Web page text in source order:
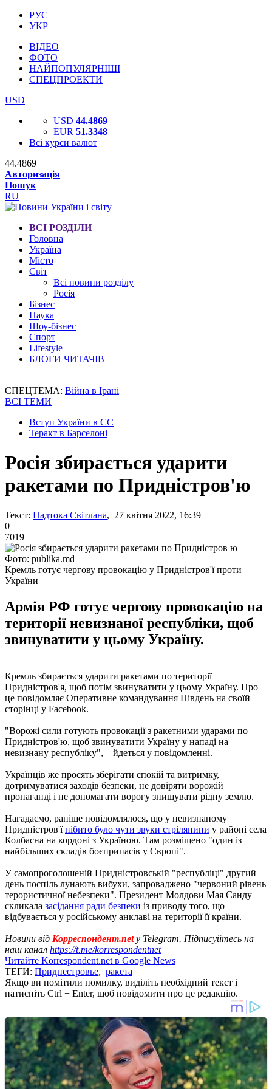
РУС
УКР
ВІДЕО
ФОТО
НАЙПОПУЛЯРНІШІ
СПЕЦПРОЕКТИ
USD
USD 44.4869
EUR 51.3348
Всі курси валют
44.4869
Авторизація
Пошук
RU
ВСІ РОЗДІЛИ
Головна
Україна
Місто
Світ
Всі новини розділу
Росія
Бізнес
Наука
Шоу-бізнес
Спорт
Lifestyle
БЛОГИ ЧИТАЧІВ
СПЕЦТЕМА: Війна в Ірані
ВСІ ТЕМИ
Вступ України в ЄС
Теракт в Барселоні
Росія збирається ударити
ракетами по Придністров'ю
Текст: Надтока Світлана, 27 квітня 2022, 16:39
0
7019
Фото: publika.md
Кремль готує чергову провокацію у Придністров'ї проти
України
Армія РФ готує чергову провокацію на
території невизнаної республіки, щоб
звинуватити у цьому Україну.
Кремль збирається ударити ракетами по території
Придністров'я, щоб потім звинуватити у цьому Україну. Про
це повідомляє Оперативне командування Південь на своїй
сторінці у Facebook.
"Ворожі сили готують провокації з ракетними ударами по
Придністров'ю, щоб звинуватити Україну у нападі на
невизнану республіку", – йдеться у повідомленні.
Українців же просять зберігати спокій та витримку,
дотримуватися заходів безпеки, не довіряти ворожій
пропаганді і не допомагати ворогу знищувати рідну землю.
Нагадаємо, раніше повідомлялося, що у невизнаному
Придністров'їнібито було чути звуки стрілянини у районі села
Колбасна на кордоні з Україною. Там розміщено "один із
найбільших складів боєприпасів у Європі".
У самопроголошеній Придністровській "республіці" другий
день поспіль лунають вибухи, запроваджено "червоний рівень
терористичної небезпеки". Президент Молдови Мая Санду
скликала засідання ради безпеки із приводу того, що
відбувається у російському анклаві на території її країни.
Новини від Корреспондент.netу Telegram. Підписуйтесь на
наш канал https://t.me/korrespondentnet
Читайте Korrespondent.net в Google News
ТЕГИ: Приднестровье, ракета
Якщо ви помітили помилку, виділіть необхідний текст і
натисніть Ctrl + Enter, щоб повідомити про це редакцію.